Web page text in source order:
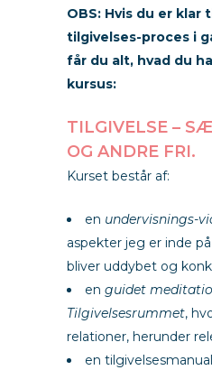
OBS: Hvis du er
tilgivelses-proces i
får du alt, hvad du
kursus:
TILGIVELSE –
OG ANDRE FRI.
Kurset består af:
en undervisnings-
aspekter jeg er inde
bliver uddybet og
en guidet
Tilgivelsesrummet,
relationer, herunder
en